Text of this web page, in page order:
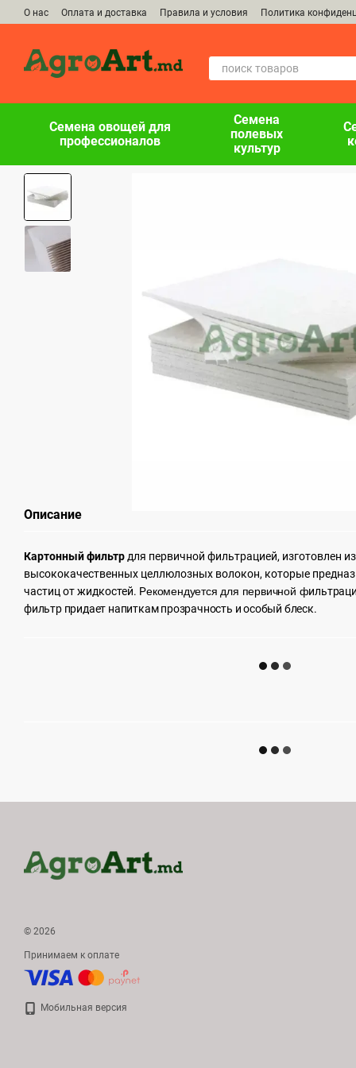
Перейти к основному контенту
О нас Оплата и доставка Правила и условия Политика
Семена овощей для
профессионалов
Семена
полевых
культур
Описание
Картонный фильтрдля первичной фильтрацией, изготовлен
высококачественных целлюлозных волокон, которые
частиц от жидкостей. Рекомендуется для первичной ф
фильтр придает напиткам прозрачность и особый блеск.
© 2026
Принимаем к оплате
Мобильная версия